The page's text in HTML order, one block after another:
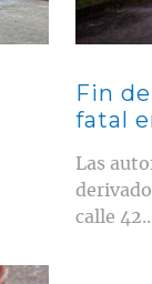
Fin
fatal
Las
calle